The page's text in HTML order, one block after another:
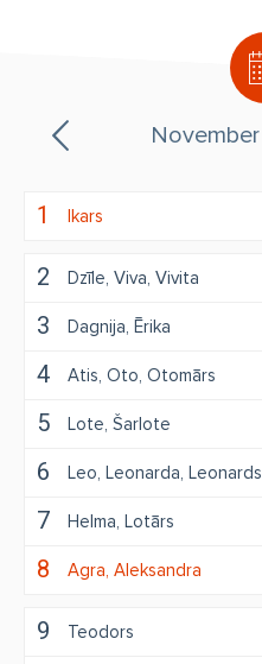
November
1 Ikars
2 Dzīle Viva Vivita
3 Dagnija Ērika
4 Atis Oto Otomārs
5 Lote Šarlote
6 Leo Leonarda Leonards
7 Helma Lotārs
8 Agra Aleksandra
9 Teodors